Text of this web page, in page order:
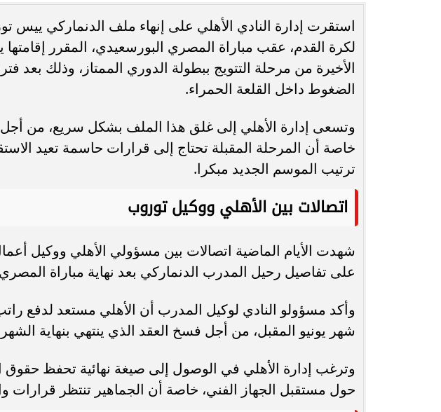
استقرت إدارة النادي الأهلي على إنهاء ملف الدنماركي ييس
الأخيرة من مرحلة التتويج ببطولة الدوري الممتاز، وذلك بعد
الضغوط داخل القلعة الحمراء.
وتسعى إدارة الأهلي إلى غلق هذا الملف بشكل سريع، من أجل
خاصة أن المرحلة المقبلة تحتاج إلى قرارات حاسمة تعيد
ترتيب الموسم الجديد مبكرا.
اتصالات بين الأهلي ووكيل توروب
شهدت الأيام الماضية اتصالات بين مسؤولي الأهلي ووكيل
على تفاصيل رحيل المدرب الدنماركي بعد نهاية مباراة
شهر يونيو المقبل، من أجل فسخ العقد الذي ينتهي بنهاية الشهر
وترغب إدارة الأهلي في الوصول إلى صيغة نهائية تحفظ حقوق
حول مستقبل الجهاز الفني، خاصة أن الجماهير تنتظر قرارات
انغام تختار جدة محطة اولى لتدشين
البومها
مصر تكتب التاريخ.. فريق “حلم” يفوز بكأس
بطولة Genuine Cup العالمية لكرة...